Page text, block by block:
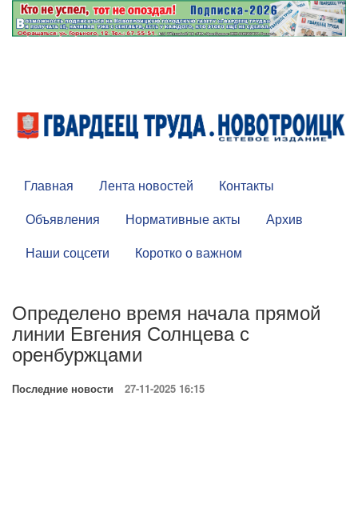
Главная Лента новостей
Контакты
Объявления
Нормативные акты
Архив
Наши соцсети
Коротко о важном
Определено время начала прямой
линии Евгения Солнцева с
оренбуржцами
Последние новости 27-11-2025 16:15